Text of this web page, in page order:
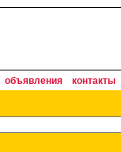
объявления контакты